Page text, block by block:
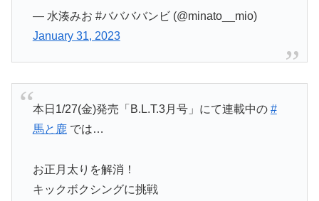
— 水湊みお #ババババンビ (@minato__mio)
January 31, 2023
本日1/27(金)発売「B.L.T.3月号」にて連載中の #
馬と鹿では…
お正月太りを解消！
キックボクシングに挑戦